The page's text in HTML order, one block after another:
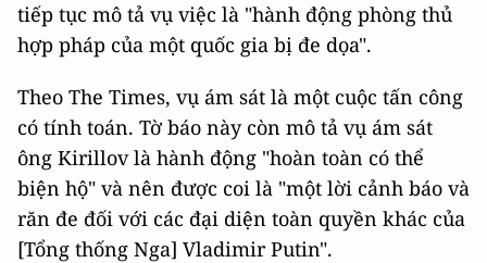
tiếp tục mô tả vụ việc là "hành động phòng thủ
hợp pháp của một quốc gia bị đe dọa".
Theo The Times, vụ ám sát là một cuộc tấn công
có tính toán. Tờ báo này còn mô tả vụ ám sát
ông Kirillov là hành động "hoàn toàn có thể
biện hộ" và nên được coi là "một lời cảnh báo và
răn đe đối với các đại diện toàn quyền khác của
[Tổng thống Nga] Vladimir Putin".